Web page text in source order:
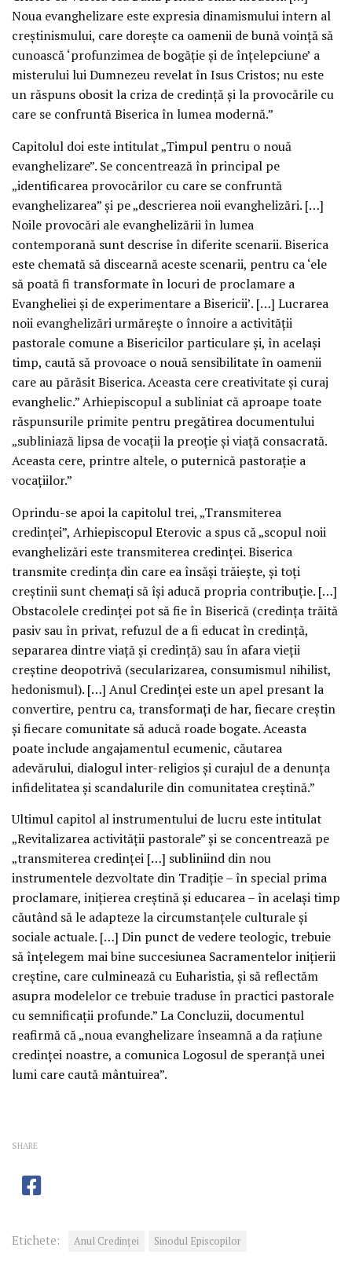
Noua evanghelizare este expresia dinamismului intern al
creştinismului, care doreşte ca oamenii de bună voinţă să
cunoască ‘profunzimea de bogăţie şi de înţelepciune’ a
misterului lui Dumnezeu revelat în Isus Cristos; nu este
un răspuns obosit la criza de credinţă şi la provocările cu
care se confruntă Biserica în lumea modernă.”
Capitolul doi este intitulat „Timpul pentru o nouă
evanghelizare”. Se concentrează în principal pe
„identificarea provocărilor cu care se confruntă
evanghelizarea” şi pe „descrierea noii evanghelizări. […]
Noile provocări ale evanghelizării în lumea
contemporană sunt descrise în diferite scenarii. Biserica
este chemată să discearnă aceste scenarii, pentru ca ‘ele
să poată fi transformate în locuri de proclamare a
Evangheliei şi de experimentare a Bisericii’. […] Lucrarea
noii evanghelizări urmăreşte o înnoire a activităţii
pastorale comune a Bisericilor particulare şi, în acelaşi
timp, caută să provoace o nouă sensibilitate în oamenii
care au părăsit Biserica. Aceasta cere creativitate şi curaj
evanghelic.” Arhiepiscopul a subliniat că aproape toate
răspunsurile primite pentru pregătirea documentului
„subliniază lipsa de vocaţii la preoţie şi viaţă consacrată.
Aceasta cere, printre altele, o puternică pastoraţie a
vocaţiilor.”
Oprindu-se apoi la capitolul trei, „Transmiterea
credinţei”, Arhiepiscopul Eterovic a spus că „scopul noii
evanghelizări este transmiterea credinţei. Biserica
transmite credinţa din care ea însăşi trăieşte, şi toţi
creştinii sunt chemaţi să îşi aducă propria contribuţie. […]
Obstacolele credinţei pot să fie în Biserică (credinţa trăită
pasiv sau în privat, refuzul de a fi educat în credinţă,
separarea dintre viaţă şi credinţă) sau în afara vieţii
creştine deopotrivă (secularizarea, consumismul nihilist,
hedonismul). […] Anul Credinţei este un apel presant la
convertire, pentru ca, transformaţi de har, fiecare creştin
şi fiecare comunitate să aducă roade bogate. Aceasta
poate include angajamentul ecumenic, căutarea
adevărului, dialogul inter-religios şi curajul de a denunţa
infidelitatea şi scandalurile din comunitatea creştină.”
Ultimul capitol al instrumentului de lucru este intitulat
„Revitalizarea activităţii pastorale” şi se concentrează pe
„transmiterea credinţei […] subliniind din nou
instrumentele dezvoltate din Tradiţie – în special prima
proclamare, iniţierea creştină şi educarea – în acelaşi timp
căutând să le adapteze la circumstanţele culturale şi
sociale actuale. […] Din punct de vedere teologic, trebuie
să înţelegem mai bine succesiunea Sacramentelor iniţierii
creştine, care culminează cu Euharistia, şi să reflectăm
asupra modelelor ce trebuie traduse în practici pastorale
cu semnificaţii profunde.” La Concluzii, documentul
reafirmă că „noua evanghelizare înseamnă a da raţiune
credinţei noastre, a comunica Logosul de speranţă unei
lumi care caută mântuirea”.
SHARE
Etichete: Anul Credinţei Sinodul Episcopilor